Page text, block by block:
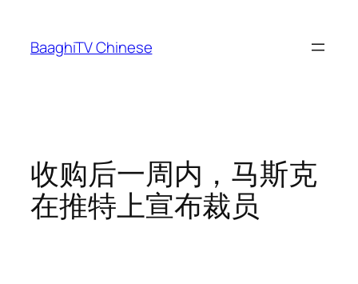
content
BaaghiTV Chinese
收购后一周内，马斯克
在推特上宣布裁员